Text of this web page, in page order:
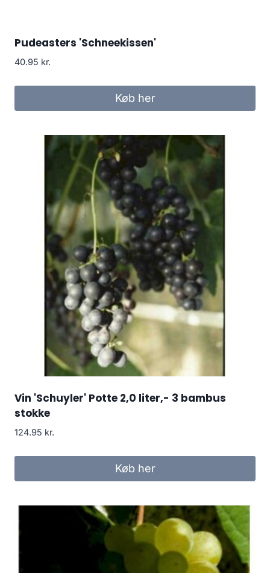
Pudeasters 'Schneekissen'
40.95 kr.
Køb her
Vin 'Schuyler' Potte 2,0 liter,- 3 bambus
stokke
124.95 kr.
Køb her